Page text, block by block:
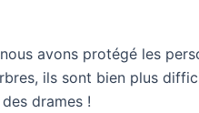
avons protégé les
ils sont bien plus
drames !